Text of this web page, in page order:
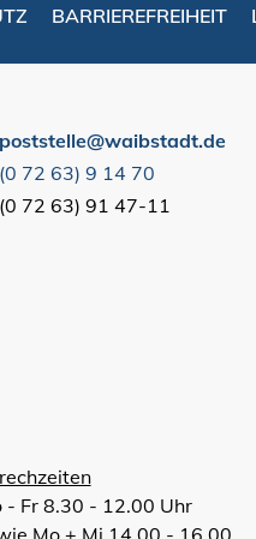
BARRIEREFREIHEIT
72 63) 9 14 70
72 63) 91 47-11
- Fr 8.30 - 12.00 Uhr